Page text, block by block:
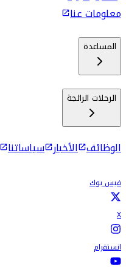
معلومات عنا
المساعدة
الرحلات الرائجة
الوظائف الأخبار سياساتنا
فيس بوك
X
انستقرام